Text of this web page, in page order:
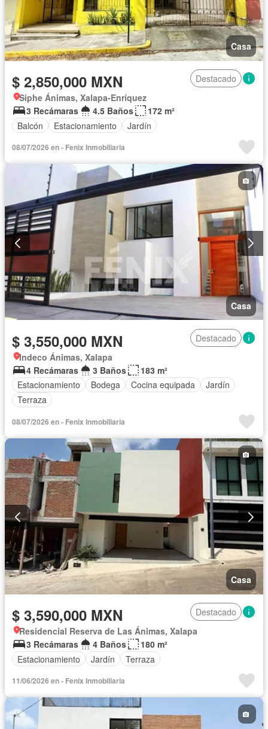
Casa
$ 2,850,000 MXN
Destacado
Siphe Ánimas, Xalapa-Enríquez
3 Recámaras
4.5 Baños
172 m²
Balcón
Estacionamiento Jardín
08/07/2026 en - Fenix Inmobiliaria
Casa
$ 3,550,000 MXN
Destacado
Indeco Ánimas, Xalapa
4 Recámaras
3 Baños
183 m²
Estacionamiento
Bodega Cocina equipada
Jardín
Terraza
08/07/2026 en - Fenix Inmobiliaria
Casa
$ 3,590,000 MXN
Destacado
Residencial Reserva de Las Ánimas, Xalapa
3 Recámaras
4 Baños
180 m²
Estacionamiento
Jardín Terraza
11/06/2026 en - Fenix Inmobiliaria